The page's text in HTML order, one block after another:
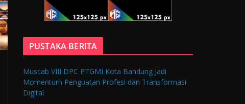
PUSTAKA BERITA
Muscab VIII DPC PTGMI Kota Bandung Jadi
Momentum Penguatan Profesi dan Transformasi
Digital